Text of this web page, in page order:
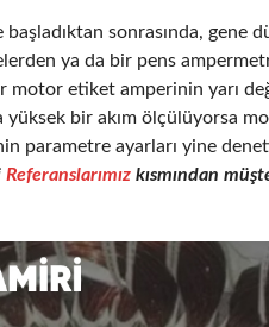
sonrasında, gene
ya da bir pens
motor etiket amperinin yarı
yüksek bir akım ölçülüyorsa
parametre ayarları yine
Referanslarımız kısmından